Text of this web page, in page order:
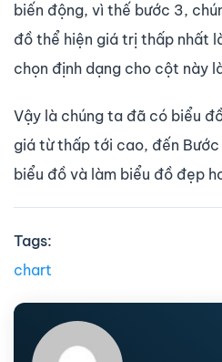
biến động, vì thế bước 3,
đồ thể hiện giá trị thấp nhất
chọn định dạng cho cột này
Vậy là chúng ta đã có biểu
giá từ thấp tới cao, đến
biểu đồ và làm biểu đồ đẹp
Tags:
chart